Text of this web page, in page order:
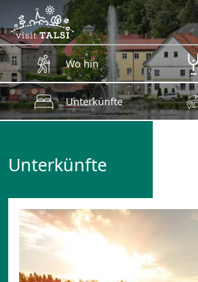
Zum Hauptinhalt springen
Wo hin
Unterkünfte
Unterkünfte